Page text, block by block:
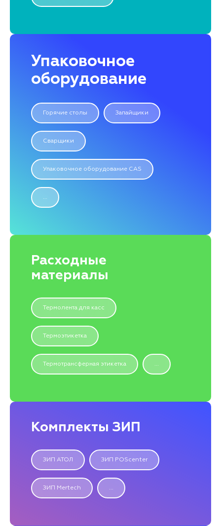
Упаковочное
оборудование
Горячие столы Запайщики
Сварщики
Упаковочное оборудование CAS
...
Расходные
материалы
Термолента для касс
Термоэтикетка
Термотрансферная этикетка ...
Комплекты ЗИП
ЗИП АТОЛ ЗИП POScenter
ЗИП Mertech ...